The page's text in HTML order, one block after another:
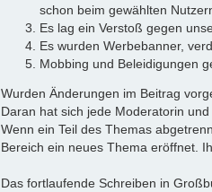
schon beim gewählten
Es lag ein Verstoß gegen
Es wurden Werbebanner,
Mobbing und Beleidigungen
Wurden Änderungen im Beitrag
Daran hat sich jede Moderatorin
Wenn ein Teil des Themas
Bereich ein neues Thema eröffnet.
Das fortlaufende Schreiben in